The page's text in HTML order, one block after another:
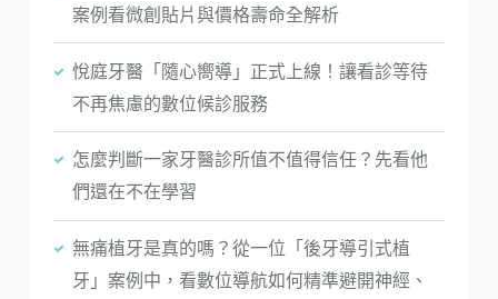
案例看微創貼片與價格壽命全解析
悅庭牙醫「隨心嚮導」正式上線！讓看診等待
不再焦慮的數位候診服務
怎麼判斷一家牙醫診所值不值得信任？先看他
們還在不在學習
無痛植牙是真的嗎？從一位「後牙導引式植
牙」案例中，看數位導航如何精準避開神經、